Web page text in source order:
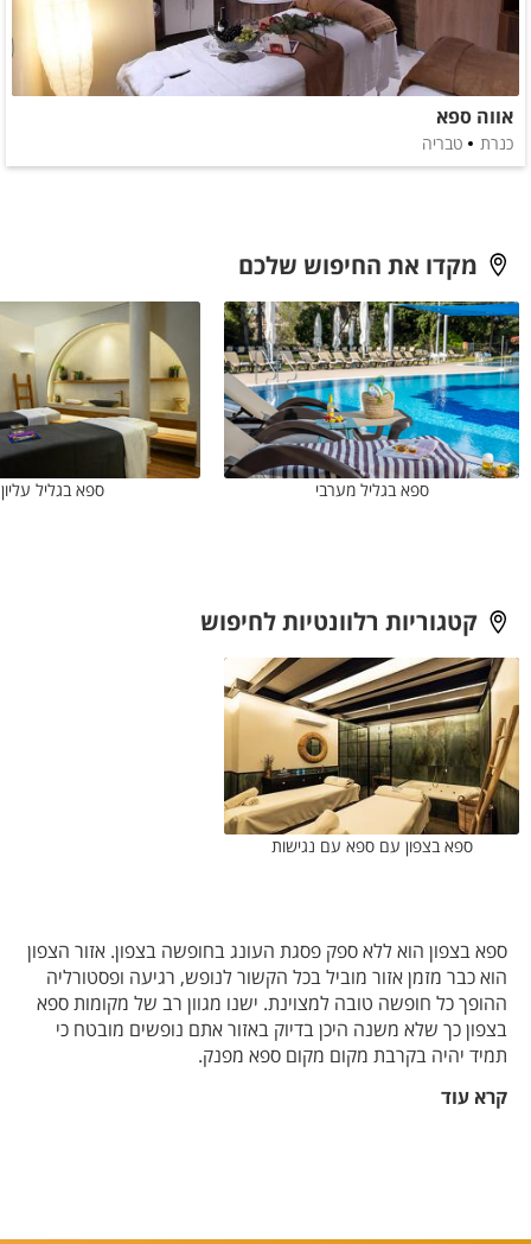
אווה ספא
כנרת טבריה
מקדו את החיפוש שלכם
ספא בגליל מערבי ספא בגליל עליון
קטגוריות רלוונטיות לחיפוש
ספא בצפון עם ספא עם נגישות
קרא עוד
ספא בצפון הוא ללא ספק פסגת העונג בחופשה בצפון. אזור הצפון
הוא כבר מזמן אזור מוביל בכל הקשור לנופש, רגיעה ופסטורליה
ההופך כל חופשה טובה למצוינת. ישנו מגוון רב של מקומות ספא
בצפון כך שלא משנה היכן בדיוק באזור אתם נופשים מובטח כי
תמיד יהיה בקרבת מקום מקום ספא מפנק.
ברמת הגולן תהיו מוקפים נוף מדהים בכול עונות השנה.הנוף